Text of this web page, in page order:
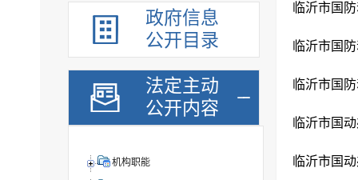
政府信息
公开目录
法定主动
公开内容
机构职能
临沂市国
临沂市国
临沂市国
临沂市国
临沂市国